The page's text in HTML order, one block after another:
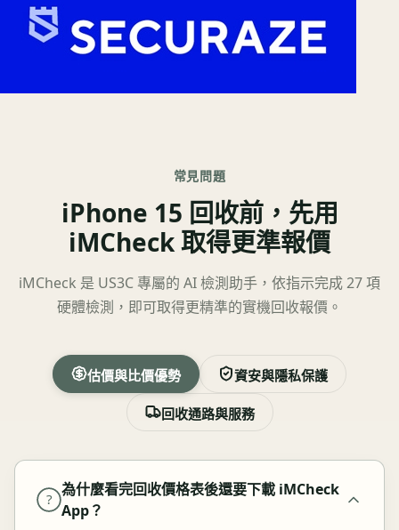
常見問題
iPhone 15 回收前，先用
iMCheck 取得更準報價
iMCheck 是 US3C 專屬的 AI 檢測助手，依指示完成 27 項
硬體檢測，即可取得更精準的實機回收報價。
估價與比價優勢 資安與隱私保護
回收通路與服務
?
為什麼看完回收價格表後還要下載 iMCheck
App？